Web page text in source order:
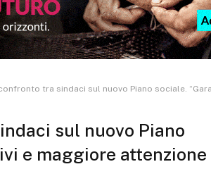
tra sindaci sul nuovo Piano sociale.
sul nuovo Piano
e maggiore attenzione